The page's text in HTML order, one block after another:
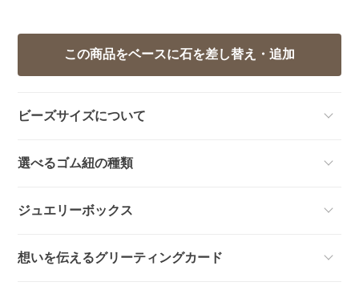
ビーズサイズについて
選べるゴム紐の種類
ジュエリーボックス
想いを伝えるグリーティングカード